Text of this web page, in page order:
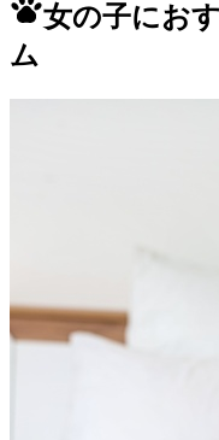
女の子にお
ム